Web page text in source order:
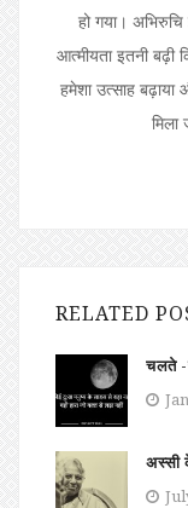
हो गया। अभिरुचि
आत्मीयता इतनी बढ़ी
हमेशा उत्साह
RELATED
चलते -
अस्सी